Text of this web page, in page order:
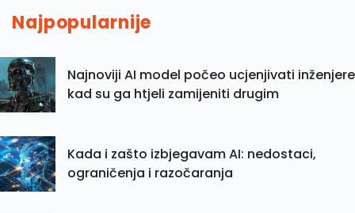
Najpopularnije
Najnoviji AI model počeo ucjenjivati inženjere
kad su ga htjeli zamijeniti drugim
Kada i zašto izbjegavam AI: nedostaci,
ograničenja i razočaranja